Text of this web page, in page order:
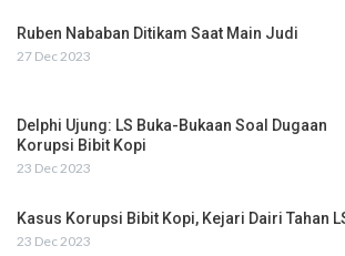
Ruben Nababan Ditikam Saat Main Judi
27 Dec 2023
Delphi Ujung: LS Buka-Bukaan Soal Dugaan
Korupsi Bibit Kopi
23 Dec 2023
Kasus Korupsi Bibit Kopi, Kejari Dairi Tahan
23 Dec 2023